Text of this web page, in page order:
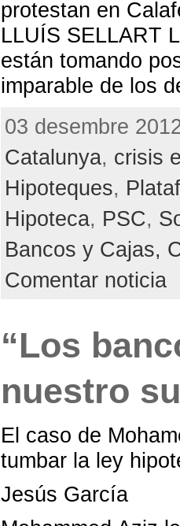
protestan en
LLUÍS SELLART
están tomando
imparable de los
03 desembre
Catalunya, crisis
Hipoteques,
Hipoteca, PSC,
Bancos y Cajas,
Comentar noticia
“Los
nuestro
El caso de
tumbar la ley
Jesús García